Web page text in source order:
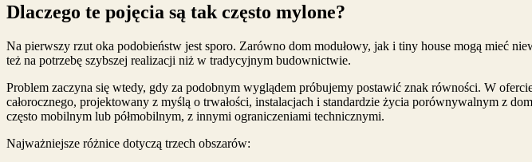
Dlaczego te pojęcia są tak często mylone?
Na pierwszy rzut oka podobieństw jest sporo. Zarówno dom modułowy, jak i tiny house mogą mieć
też na potrzebę szybszej realizacji niż w tradycyjnym budownictwie.
Problem zaczyna się wtedy, gdy za podobnym wyglądem próbujemy postawić znak równości. W
całorocznego, projektowany z myślą o trwałości, instalacjach i standardzie życia porównywalnym z
często mobilnym lub półmobilnym, z innymi ograniczeniami technicznymi.
Najważniejsze różnice dotyczą trzech obszarów: